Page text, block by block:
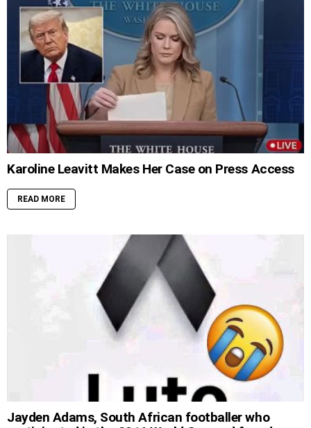
Karoline Leavitt Makes Her Case on Press Access
READ MORE
Jayden Adams, South African footballer who